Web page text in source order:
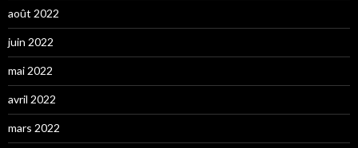
août 2022
juin 2022
mai 2022
avril 2022
mars 2022